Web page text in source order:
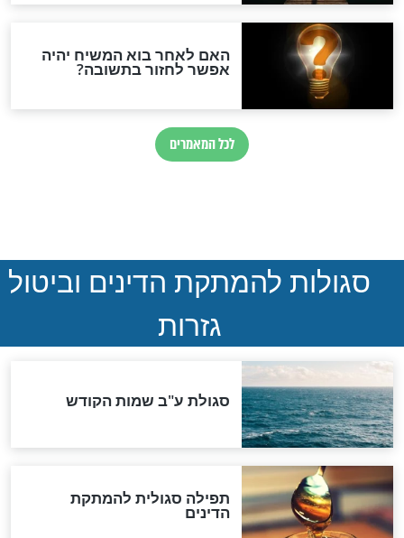
ההסכם החשאי של טראמפ
ואיראן: בלי שקיפות ועם הרבה
"מודה לקב"ה על כל השנים"
לכל המאמרים
אחרית הימים